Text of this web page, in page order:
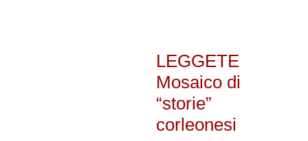
LEGGETE
Mosaico di
“storie”
corleonesi